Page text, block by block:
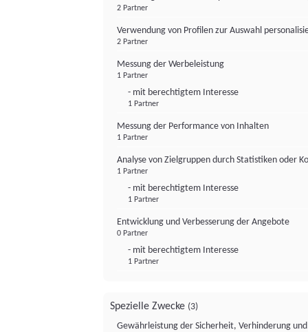
2 Partner
Verwendung von Profilen zur Auswahl
2 Partner
Messung der Werbeleistung
1 Partner
- mit berechtigtem Interesse
1 Partner
Messung der Performance von Inhalten
1 Partner
Analyse von Zielgruppen durch Statistiken oder
1 Partner
- mit berechtigtem Interesse
1 Partner
Entwicklung und Verbesserung der Angebote
0 Partner
- mit berechtigtem Interesse
1 Partner
Spezielle Zwecke (3)
Gewährleistung der Sicherheit, Verhinderung